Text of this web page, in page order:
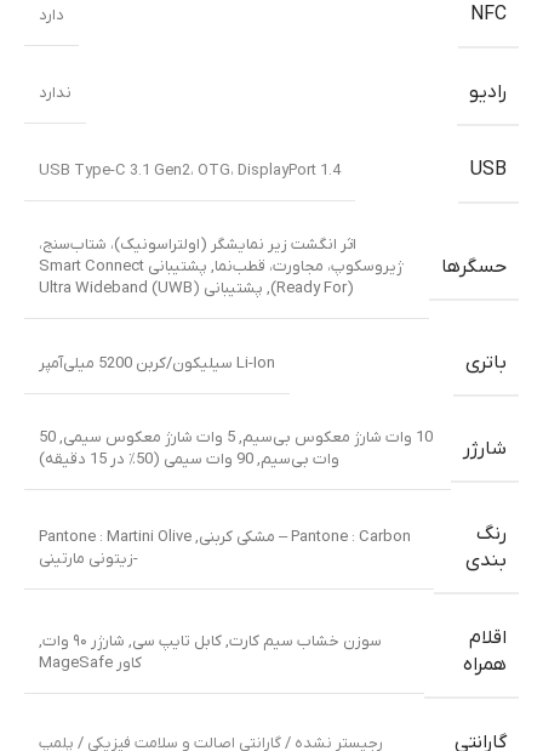
NFC دارد
رادیو ندارد
USB USB Type-C 3.1 Gen2، OTG، DisplayPort 1.4
حسگرها
اثر انگشت زیر نمایشگر (اولتراسونیک)، شتاب‌سنج،
ژیروسکوپ، مجاورت، قطب‌نما,
پشتیبانی Smart Connect
(Ready For)
, پشتیبانی Ultra Wideband (UWB)
باتری Li-Ion سیلیکون/کربن 5200 میلی‌آمپر
شارژر 10 وات شارژ معکوس بی‌سیم ,5 وات شارژ معکوس سیمی ,
50
وات بی‌سیم,90 وات سیمی (50٪ در 15 دقیقه)
رنگ
بندی
Pantone : Carbon – مشکی کربنی ,
Pantone : Martini Olive
-زیتونی مارتینی
اقلام
همراه
سوزن خشاب سیم کارت,کابل تایپ سی, شارژر ۹۰ وات
,
کاور MageSafe
گارانتی رجیستر نشده / گارانتی اصالت و سلامت فیزیکی / پلمپ